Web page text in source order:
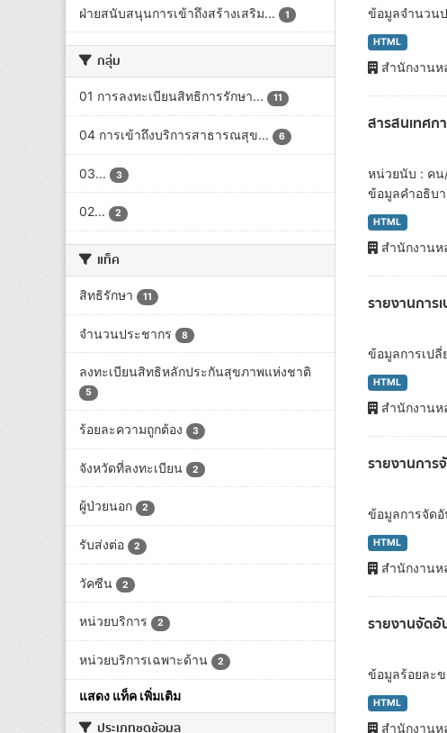
ฝ่ายสนับสนุนการเข้าถึงสร้างเสริม... 1
กลุ่ม
01 การลงทะเบียนสิทธิการรักษา... 11
04 การเข้าถึงบริการสาธารณสุข... 6
03... 3
02... 2
แท็ค
สิทธิรักษา 11
จำนวนประชากร 8
ลงทะเบียนสิทธิหลักประกันสุขภาพแห่งชาติ
5
ร้อยละความถูกต้อง 3
จังหวัดที่ลงทะเบียน 2
ผู้ป่วยนอก 2
รับส่งต่อ 2
วัคซีน 2
หน่วยบริการ 2
หน่วยบริการเฉพาะด้าน 2
แสดง แท็ค เพิ่มเติม
ประเภทชุดข้อมูล
ข้อมูลจำนวน
HTML
สำนักงานห
สารสนเทศก
หน่วยนับ : คน
ข้อมูลคำอธิบา
HTML
สำนักงานห
รายงานการ
ข้อมูลการเป
HTML
สำนักงานห
รายงานกา
ข้อมูลการจัด
HTML
สำนักงานห
รายงานจัดอั
ข้อมูลร้อยละ
HTML
สำนักงานห